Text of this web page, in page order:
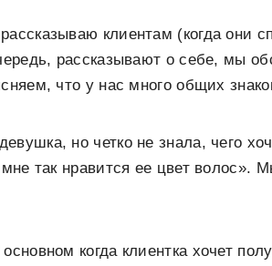
клиентам (когда они
рассказывают о себе, мы
что у нас много общих
но четко не знала, чего
так нравится ее цвет волос».
когда клиентка хочет